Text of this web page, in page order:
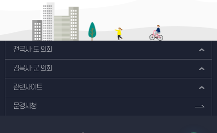
전국시·도 의회
경북시·군 의회
관련사이트
문경시청